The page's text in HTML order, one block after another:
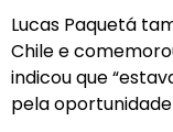
Lucas Paquetá
Chile e
indicou que
pela